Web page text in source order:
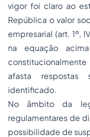
vigor foi claro ao
República ovalor
empresarial (art. 1º,
na equação
afasta respostas
identificado.
No âmbito da
regulamentares de
possibilidade de